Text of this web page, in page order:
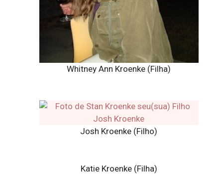
Whitney Ann Kroenke (Filha)
Josh Kroenke (Filho)
Katie Kroenke (Filha)